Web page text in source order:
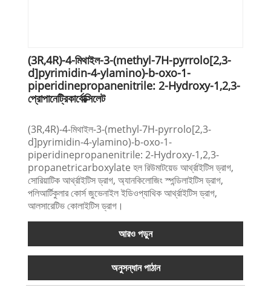
(3R,4R)-4-মিথাইল-3-(methyl-7H-pyrrolo[2,3-
d]pyrimidin-4-ylamino)-b-oxo-1-
piperidinepropanenitrile: 2-Hydroxy-1,2,3-
প্রোপানেট্রিকার্বোক্সিলেট
(3R,4R)-4-মিথাইল-3-(methyl-7H-pyrrolo[2,3-
d]pyrimidin-4-ylamino)-b-oxo-1-
piperidinepropanenitrile: 2-Hydroxy-1,2,3-
propanetricarboxylate হল রিউমাটয়েড আর্থ্রাইটিস ড্রাগ,
সোরিয়াটিক আর্থ্রাইটিস ড্রাগ, অ্যানকিলোজিং স্পন্ডিলাইটিস ড্রাগ,
পলিআর্টিকুলার কোর্স জুভেনাইল ইডিওপ্যাথিক আর্থ্রাইটিস ড্রাগ,
আলসারেটিভ কোলাইটিস ড্রাগ।
আরও পড়ুন
অনুসন্ধান পাঠান